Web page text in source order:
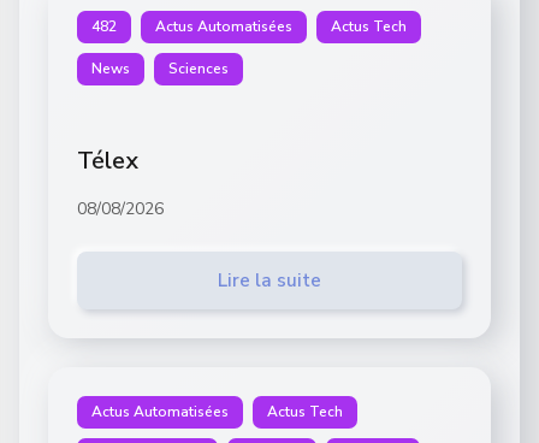
482 Actus Automatisées Actus Tech
News Sciences
Télex
08/08/2026
Lire la suite
Actus Automatisées Actus Tech